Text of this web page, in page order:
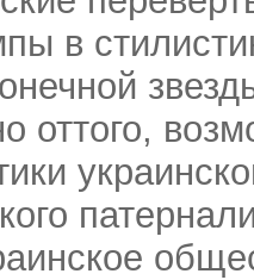
в
оттого,